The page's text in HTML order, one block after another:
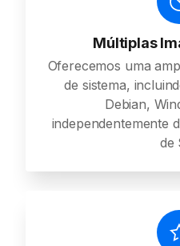
Múltiplas
Oferecemos uma
de sistema,
Debian,
independentemente
de